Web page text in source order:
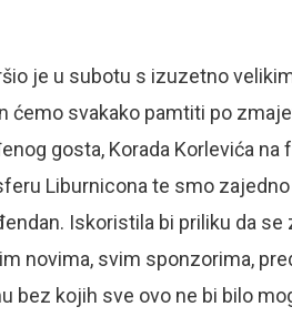
je u subotu s izuzetno
ćemo svakako pamtiti po
gosta, Korada Korlevića
Liburnicona te smo
Iskoristila bi priliku da
novima, svim sponzorima,
bez kojih sve ovo ne bi bilo